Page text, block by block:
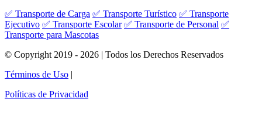
✅ Transporte de Carga ✅ Transporte Turístico ✅ Transporte
Ejecutivo ✅ Transporte Escolar ✅ Transporte de Personal ✅
Transporte para Mascotas
© Copyright 2019 - 2026 | Todos los Derechos Reservados
Términos de Uso |
Políticas de Privacidad